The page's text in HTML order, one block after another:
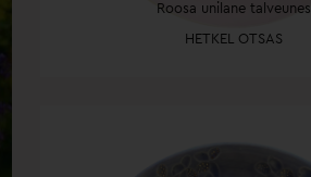
Roosa unilane talveunes
HETKEL OTSAS